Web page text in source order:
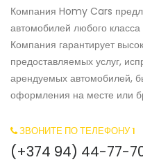
Компания Homy Cars
автомобилей любого
Компания гарантирует
предоставляемых услуг,
арендуемых автомобилей,
оформления на месте или
ЗВОНИТЕ ПО ТЕЛЕФОНУ 1
(+374 94) 44-77-